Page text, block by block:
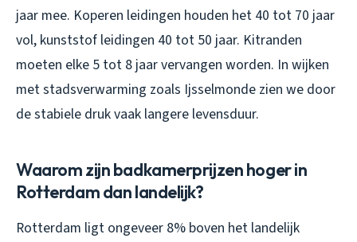
jaar mee. Koperen leidingen houden het 40 tot 70 jaar
vol, kunststof leidingen 40 tot 50 jaar. Kitranden
moeten elke 5 tot 8 jaar vervangen worden. In wijken
met stadsverwarming zoals Ijsselmonde zien we door
de stabiele druk vaak langere levensduur.
Waarom zijn badkamerprijzen hoger in
Rotterdam dan landelijk?
Rotterdam ligt ongeveer 8% boven het landelijk